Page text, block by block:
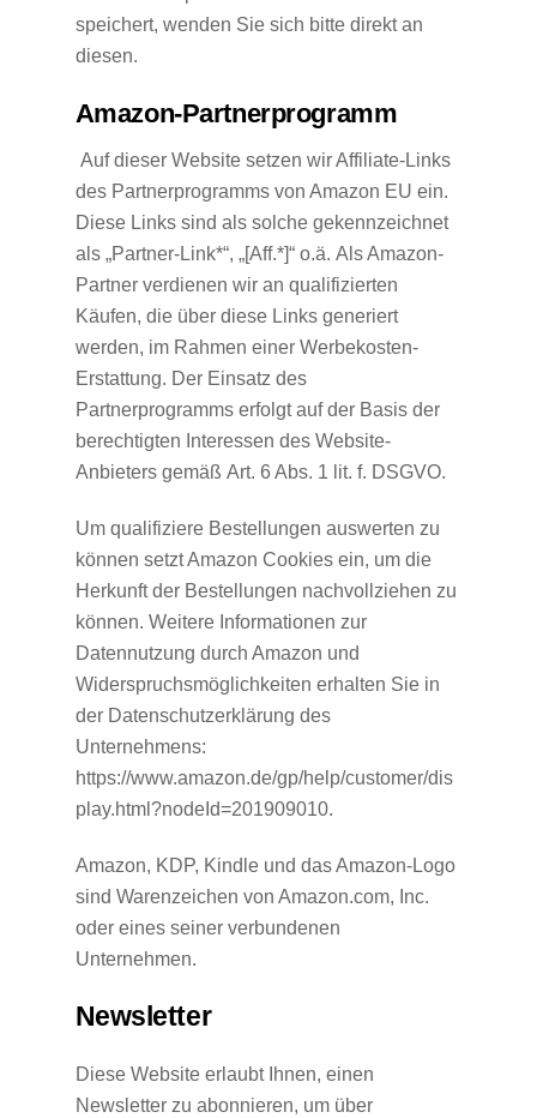
speichert, wenden Sie sich bitte direkt an
diesen.
Amazon-Partnerprogramm
Auf dieser Website setzen wir Affiliate-Links
des Partnerprogramms von Amazon EU ein.
Diese Links sind als solche gekennzeichnet
als „Partner-Link*“, „[Aff.*]“ o.ä. Als Amazon-
Partner verdienen wir an qualifizierten
Käufen, die über diese Links generiert
werden, im Rahmen einer Werbekosten-
Erstattung. Der Einsatz des
Partnerprogramms erfolgt auf der Basis der
berechtigten Interessen des Website-
Anbieters gemäß Art. 6 Abs. 1 lit. f. DSGVO.
Um qualifiziere Bestellungen auswerten zu
können setzt Amazon Cookies ein, um die
Herkunft der Bestellungen nachvollziehen zu
können. Weitere Informationen zur
Datennutzung durch Amazon und
Widerspruchsmöglichkeiten erhalten Sie in
der Datenschutzerklärung des
Unternehmens:
https://www.amazon.de/gp/help/customer/dis
play.html?nodeId=201909010.
Amazon, KDP, Kindle und das Amazon-Logo
sind Warenzeichen von Amazon.com, Inc.
oder eines seiner verbundenen
Unternehmen.
Newsletter
Diese Website erlaubt Ihnen, einen
Newsletter zu abonnieren, um über